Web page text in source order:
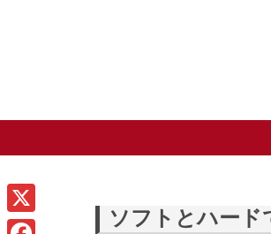
ソフトとハード
X